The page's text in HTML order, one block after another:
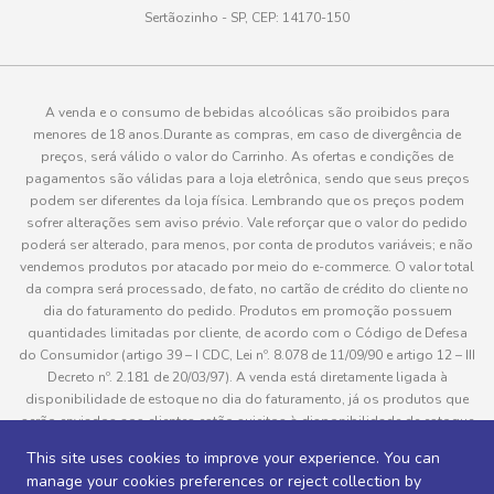
This site uses cookies to improve your experience. You can
manage your cookies preferences or reject collection by
Sertãozinho - SP, CEP: 14170-150
A venda e o consumo de bebidas alcoólicas são proibidos para
menores de 18 anos.Durante as compras, em caso de divergência de
preços, será válido o valor do Carrinho. As ofertas e condições de
pagamentos são válidas para a loja eletrônica, sendo que seus preços
podem ser diferentes da loja física. Lembrando que os preços podem
sofrer alterações sem aviso prévio. Vale reforçar que o valor do pedido
poderá ser alterado, para menos, por conta de produtos variáveis; e não
vendemos produtos por atacado por meio do e-commerce. O valor total
da compra será processado, de fato, no cartão de crédito do cliente no
dia do faturamento do pedido. Produtos em promoção possuem
quantidades limitadas por cliente, de acordo com o Código de Defesa
do Consumidor (artigo 39 – I CDC, Lei nº. 8.078 de 11/09/90 e artigo 12 – III
Decreto nº. 2.181 de 20/03/97). A venda está diretamente ligada à
disponibilidade de estoque no dia do faturamento, já os produtos que
serão enviados aos clientes estão sujeitos à disponibilidade de estoque
pedido do cliente, este não será entregue e o valor do item não será
cobrado. As fotos dos produtos no site são ilustrativas, podendo haver